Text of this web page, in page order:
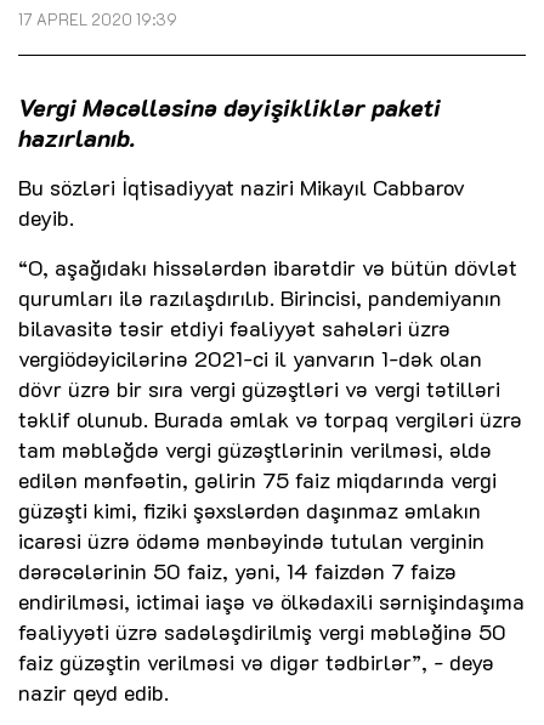
17 APREL 2020 19:39
Vergi Məcəlləsinə dəyişikliklər paketi
hazırlanıb.
Bu sözləri İqtisadiyyat naziri Mikayıl Cabbarov
deyib.
“O, aşağıdakı hissələrdən ibarətdir və bütün dövlət
qurumları ilə razılaşdırılıb. Birincisi, pandemiyanın
bilavasitə təsir etdiyi fəaliyyət sahələri üzrə
vergiödəyicilərinə 2021-ci il yanvarın 1-dək olan
dövr üzrə bir sıra vergi güzəştləri və vergi tətilləri
təklif olunub. Burada əmlak və torpaq vergiləri üzrə
tam məbləğdə vergi güzəştlərinin verilməsi, əldə
edilən mənfəətin, gəlirin 75 faiz miqdarında vergi
güzəşti kimi, fiziki şəxslərdən daşınmaz əmlakın
icarəsi üzrə ödəmə mənbəyində tutulan verginin
dərəcələrinin 50 faiz, yəni, 14 faizdən 7 faizə
endirilməsi, ictimai iaşə və ölkədaxili sərnişindaşıma
fəaliyyəti üzrə sadələşdirilmiş vergi məbləğinə 50
faiz güzəştin verilməsi və digər tədbirlər”, - deyə
nazir qeyd edib.